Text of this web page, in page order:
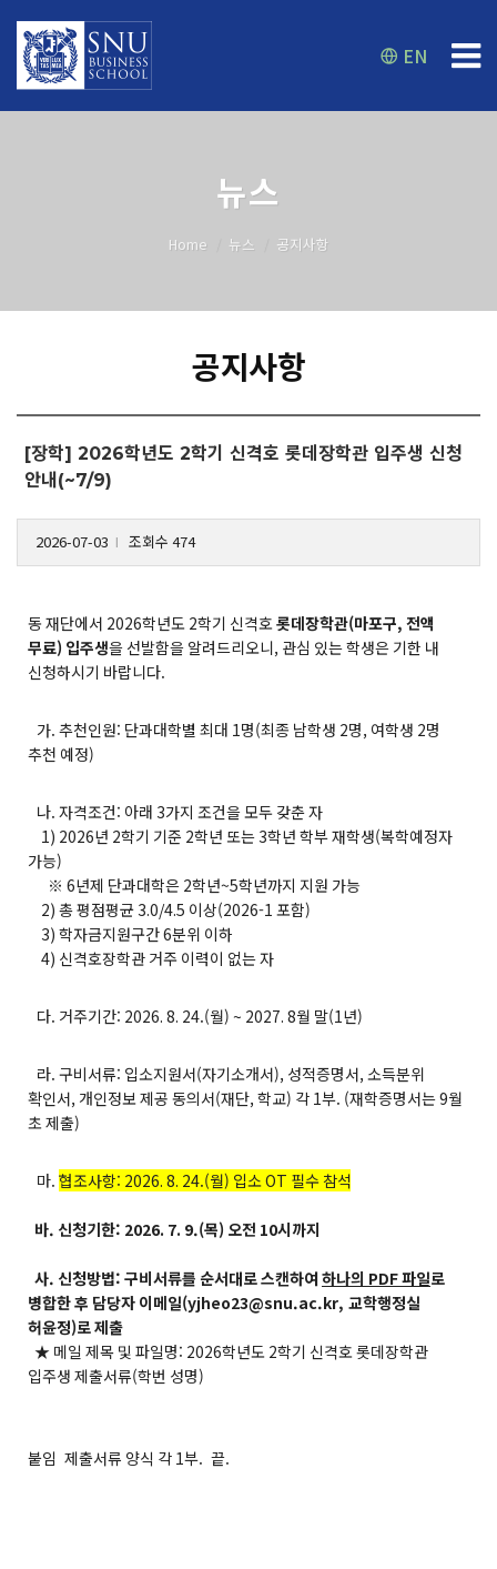
EN
뉴스
Home 뉴스 공지사항
공지사항
[장학] 2026학년도 2학기 신격호 롯데장학관 입주생 신청
안내(~7/9)
2026-07-03 조회수 474
동 재단에서 2026학년도 2학기 신격호롯데장학관(마포구, 전액
무료) 입주생을 선발함을 알려드리오니, 관심 있는 학생은 기한 내
신청하시기 바랍니다.
가. 추천인원: 단과대학별 최대 1명(최종 남학생 2명, 여학생 2명
추천 예정)
나. 자격조건: 아래 3가지 조건을 모두 갖춘 자
1) 2026년 2학기 기준 2학년 또는 3학년 학부 재학생(복학예정자
가능)
※ 6년제 단과대학은 2학년~5학년까지 지원 가능
2) 총 평점평균 3.0/4.5 이상(2026-1 포함)
3) 학자금지원구간 6분위 이하
4) 신격호장학관 거주 이력이 없는 자
다. 거주기간: 2026. 8. 24.(월) ~ 2027. 8월 말(1년)
라. 구비서류: 입소지원서(자기소개서), 성적증명서, 소득분위
확인서, 개인정보 제공 동의서(재단, 학교) 각 1부. (재학증명서는 9월
초 제출)
마. 협조사항: 2026. 8. 24.(월) 입소 OT 필수 참석
바. 신청기한: 2026. 7. 9.(목) 오전 10시까지
사. 신청방법: 구비서류를 순서대로 스캔하여하나의 PDF 파일로
병합한 후 담당자 이메일(yjheo23@snu.ac.kr, 교학행정실
허윤정)로 제출
★ 메일 제목 및 파일명: 2026학년도 2학기 신격호 롯데장학관
입주생 제출서류(학번 성명)
붙임 제출서류 양식 각 1부. 끝.